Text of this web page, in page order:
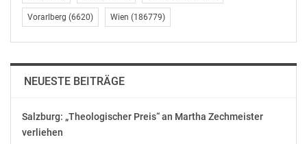
Lösungen für dieses Problem als die zeitweise Öffnung
des
Pannenstreifens. Aber die Tatsache der täglichen
dass diese Lösungen entweder (noch) nicht existieren
dritte Spur
als Alternative dienen.
Vorarlberg (6620) Wien (186779)
NEUESTE BEITRÄGE
Salzburg: „Theologischer Preis“ an Martha Zechmeister
verliehen